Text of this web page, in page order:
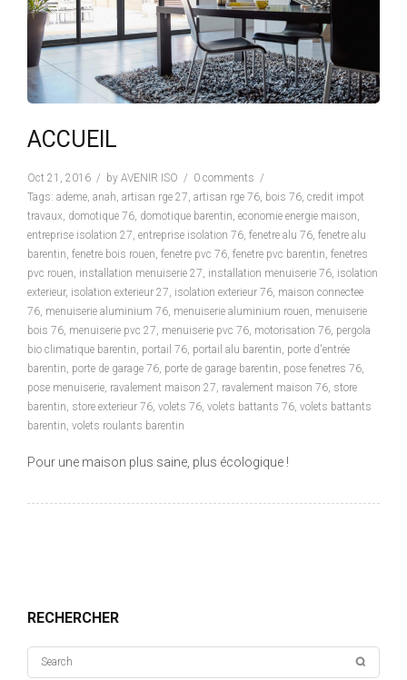
ACCUEIL
Oct 21, 2016 by AVENIR ISO
0 comments
Tags: ademe anah artisan rge 27 artisan rge 76 bois 76 credit impot
travaux domotique 76 domotique barentin economie energie maison
entreprise isolation 27 entreprise isolation 76 fenetre alu 76 fenetre alu
barentin fenetre bois rouen fenetre pvc 76 fenetre pvc barentin fenetres
pvc rouen installation menuiserie 27 installation menuiserie 76 isolation
exterieur, isolation exterieur 27 isolation exterieur 76 maison connectee
76 menuiserie aluminium 76 menuiserie aluminium rouen menuiserie
bois 76 menuiserie pvc 27 menuiserie pvc 76 motorisation 76 pergola
bio climatique barentin portail 76 portail alu barentin porte d'entrée
barentin porte de garage 76 porte de garage barentin pose fenetres 76
pose menuiserie ravalement maison 27 ravalement maison 76 store
barentin store exterieur 76 volets 76 volets battants 76 volets battants
barentin volets roulants barentin
Pour une maison plus saine, plus écologique !
RECHERCHER